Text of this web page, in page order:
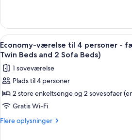
fælles
badeværelse
(Double
Bed
and
2
Sofa
Beds)
værelse
til
4
personer
fælles
badeværelse
Bed
and
Sofa
Indlæs
alle
billeder
af
Economy-
værelse
til
4
Et
8
Economy-værelse til 4 personer -
Twin Beds and 2 Sofa Beds)
1 soveværelse
Plads til 4 personer
2 store enkeltsenge og 2 sovesofaer
Gratis Wi-Fi
Flere oplysninger
Flere